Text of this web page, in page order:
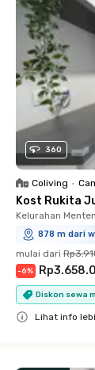
360
Coliving •
Kost Rukita
Kelurahan
878 m dari
mulai dari
-6%
Diskon sewa
Lihat info